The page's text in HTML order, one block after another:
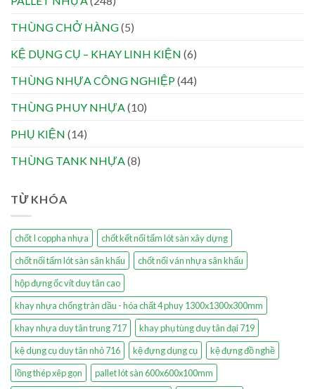
THÙNG CHỞ HÀNG(5)
KỆ DỤNG CỤ – KHAY LINH KIỆN (6)
THÙNG NHỰA CÔNG NGHIỆP(44)
THÙNG PHUY NHỰA (10)
PHỤ KIỆN (14)
THÙNG TANK NHỰA (8)
TỪ KHÓA
chốt I coppha nhựa
chốt kết nối tấm lót sàn xây dựng
chốt nối tấm lót sàn sân khấu
chốt nối ván nhựa sân khấu
hộp đựng ốc vít duy tân cao
khay nhựa chống tràn dầu - hóa chất 4 phuy 1300x1300x300mm
khay nhựa duy tân trung 717
khay phụ tùng duy tân đại 719
kệ dụng cụ duy tân nhỏ 716
kệ đựng dụng cụ
kệ đựng đồ nghề
lồng thép xêp gọn
pallet lót sàn 600x600x100mm